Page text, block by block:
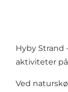
Hyby Strand
aktiviteter
Ved